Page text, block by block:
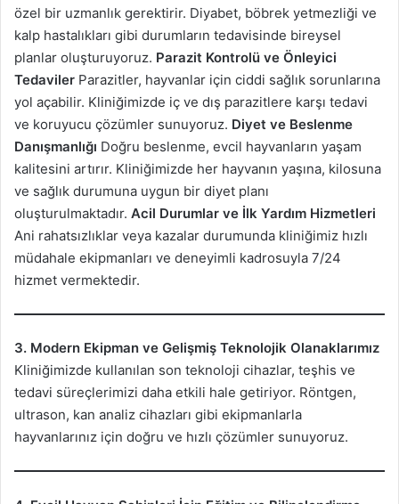
özel bir uzmanlık gerektirir. Diyabet, böbrek yetmezliği ve
kalp hastalıkları gibi durumların tedavisinde bireysel
planlar oluşturuyoruz. Parazit Kontrolü ve Önleyici
Tedaviler Parazitler, hayvanlar için ciddi sağlık sorunlarına
yol açabilir. Kliniğimizde iç ve dış parazitlere karşı tedavi
ve koruyucu çözümler sunuyoruz. Diyet ve Beslenme
Danışmanlığı Doğru beslenme, evcil hayvanların yaşam
kalitesini artırır. Kliniğimizde her hayvanın yaşına, kilosuna
ve sağlık durumuna uygun bir diyet planı
oluşturulmaktadır. Acil Durumlar ve İlk Yardım Hizmetleri
Ani rahatsızlıklar veya kazalar durumunda kliniğimiz hızlı
müdahale ekipmanları ve deneyimli kadrosuyla 7/24
hizmet vermektedir.
3. Modern Ekipman ve Gelişmiş Teknolojik Olanaklarımız
Kliniğimizde kullanılan son teknoloji cihazlar, teşhis ve
tedavi süreçlerimizi daha etkili hale getiriyor. Röntgen,
ultrason, kan analiz cihazları gibi ekipmanlarla
hayvanlarınız için doğru ve hızlı çözümler sunuyoruz.